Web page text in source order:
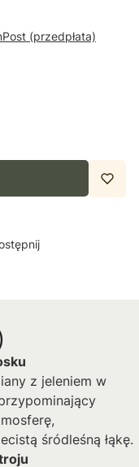
(przedpłata)
z jeleniem w
śródleśną łąkę.